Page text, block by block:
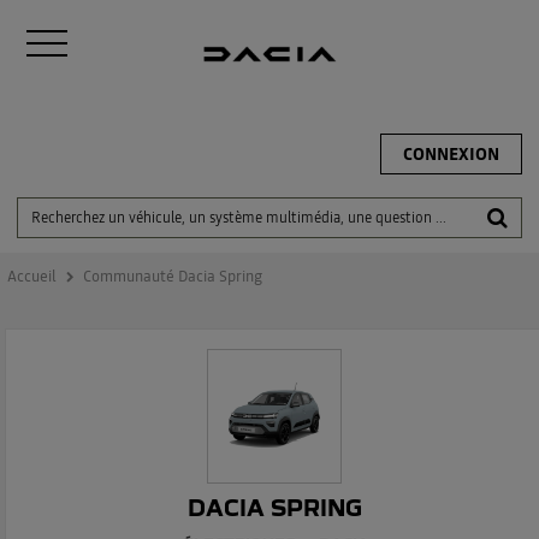
CONNEXION
Accueil Communauté Dacia Spring
DACIA SPRING